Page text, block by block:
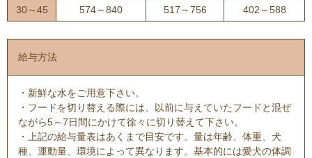
30～45
574～840 517～756 402～588
給与方法
・新鮮な水をご用意下さい。
・フードを切り替える際には、以前に与えていたフードと混ぜ
ながら5～7日間にかけて徐々に切り替えて下さい。
・上記の給与量表はあくまで目安です。量は年齢、体重、犬
種、運動量、環境によって異なります。基本的には愛犬の体調